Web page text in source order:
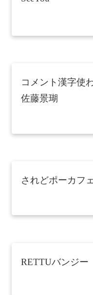
コメント漢字使
佐藤景瑚
されどポーカフ
RETTUバンジー